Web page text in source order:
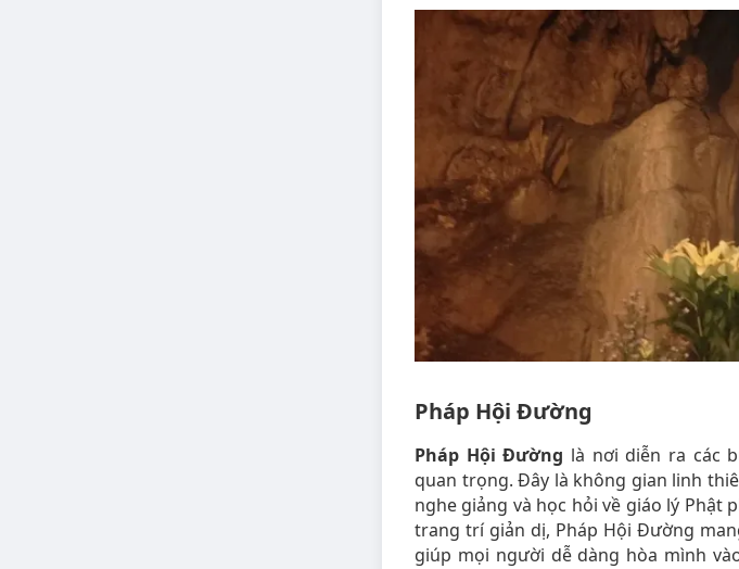
Pháp Hội Đường
Pháp Hội Đường là nơi diễn ra các
quan trọng. Đây là không gian linh
nghe giảng và học hỏi về giáo lý Phật
trang trí giản dị, Pháp Hội Đường
giúp mọi người dễ dàng hòa mình